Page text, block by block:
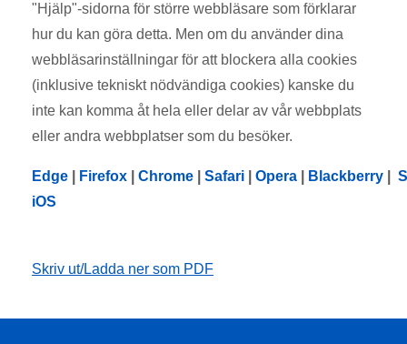
"Hjälp"-sidorna för större webbläsare som förklarar
hur du kan göra detta. Men om du använder dina
webbläsarinställningar för att blockera alla cookies
(inklusive tekniskt nödvändiga cookies) kanske du
inte kan komma åt hela eller delar av vår webbplats
eller andra webbplatser som du besöker.
Edge Firefox Chrome Safari Opera Blackberry
iOS
Skriv ut/Ladda ner som PDF